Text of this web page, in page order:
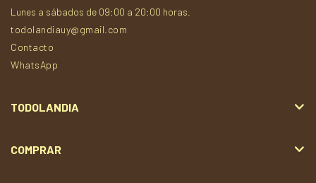
Lunes a sábados de 09:00 a 20:00 horas.
todolandiauy@gmail.com
Contacto
WhatsApp
TODOLANDIA
COMPRAR